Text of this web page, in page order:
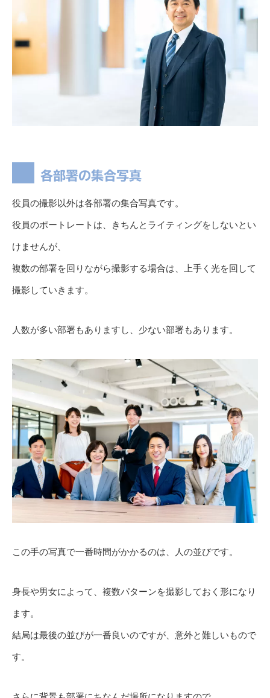
各部署の集合写真
役員の撮影以外は各部署の集合写真です。
役員のポートレートは、きちんとライティングをしないとい
けませんが、
複数の部署を回りながら撮影する場合は、上手く光を回して
撮影していきます。
人数が多い部署もありますし、少ない部署もあります。
この手の写真で一番時間がかかるのは、人の並びです。
身長や男女によって、複数パターンを撮影しておく形になり
ます。
結局は最後の並びが一番良いのですが、意外と難しいもので
す。